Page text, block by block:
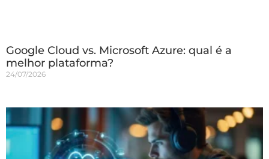
Google Cloud vs. Microsoft Azure: qual é a
melhor plataforma?
24/07/2026